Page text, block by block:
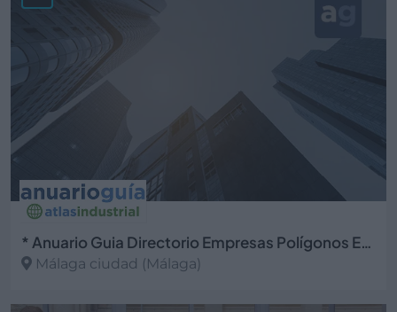
* Anuario Guia Directorio Empresas Polígonos Espacios Industriales
Málaga ciudad (Málaga)
Ver más